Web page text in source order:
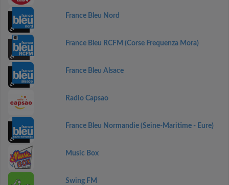
France Bleu Nord
France Bleu RCFM (Corse Frequenza Mora)
France Bleu Alsace
Radio Capsao
France Bleu Normandie (Seine-Maritime - Eure)
Music Box
Swing FM